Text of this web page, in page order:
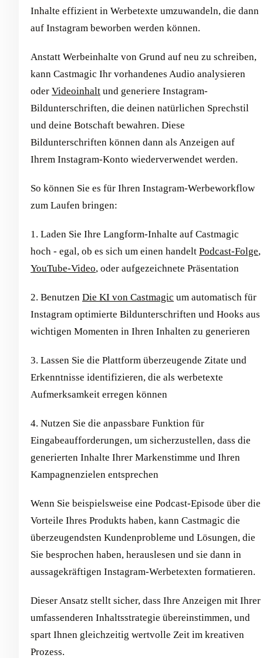
Inhalte effizient in Werbetexte umzuwandeln, die dann
auf Instagram beworben werden können.
Anstatt Werbeinhalte von Grund auf neu zu schreiben,
kann Castmagic Ihr vorhandenes Audio analysieren
oder Videoinhalt und generiere Instagram-
Bildunterschriften, die deinen natürlichen Sprechstil
und deine Botschaft bewahren. Diese
Bildunterschriften können dann als Anzeigen auf
Ihrem Instagram-Konto wiederverwendet werden.
So können Sie es für Ihren Instagram-Werbeworkflow
zum Laufen bringen:
1. Laden Sie Ihre Langform-Inhalte auf Castmagic
hoch - egal, ob es sich um einen handelt Podcast-Folge,
YouTube-Video, oder aufgezeichnete Präsentation
2. Benutzen Die KI von Castmagic um automatisch für
Instagram optimierte Bildunterschriften und Hooks aus
wichtigen Momenten in Ihren Inhalten zu generieren
3. Lassen Sie die Plattform überzeugende Zitate und
Erkenntnisse identifizieren, die als werbetexte
Aufmerksamkeit erregen können
4. Nutzen Sie die anpassbare Funktion für
Eingabeaufforderungen, um sicherzustellen, dass die
generierten Inhalte Ihrer Markenstimme und Ihren
Kampagnenzielen entsprechen
Wenn Sie beispielsweise eine Podcast-Episode über die
Vorteile Ihres Produkts haben, kann Castmagic die
überzeugendsten Kundenprobleme und Lösungen, die
Sie besprochen haben, herauslesen und sie dann in
aussagekräftigen Instagram-Werbetexten formatieren.
Dieser Ansatz stellt sicher, dass Ihre Anzeigen mit Ihrer
umfassenderen Inhaltsstrategie übereinstimmen, und
spart Ihnen gleichzeitig wertvolle Zeit im kreativen
Prozess.